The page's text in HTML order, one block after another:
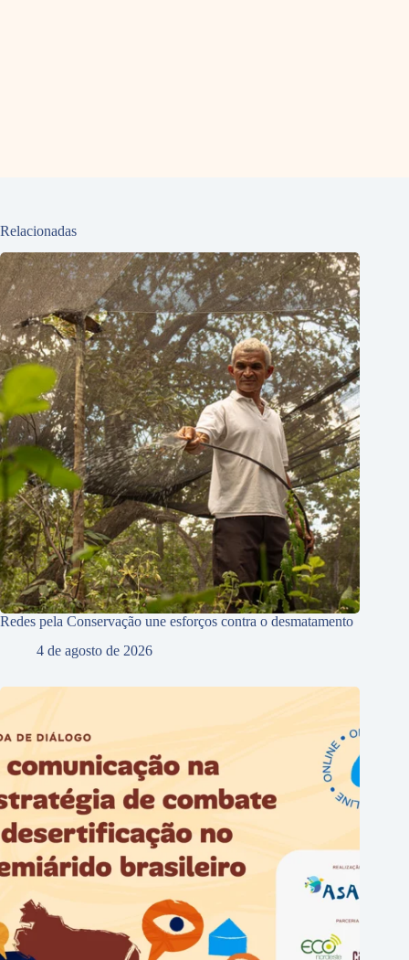
Relacionadas
Redes pela Conservação une esforços contra o desmatamento
4 de agosto de 2026